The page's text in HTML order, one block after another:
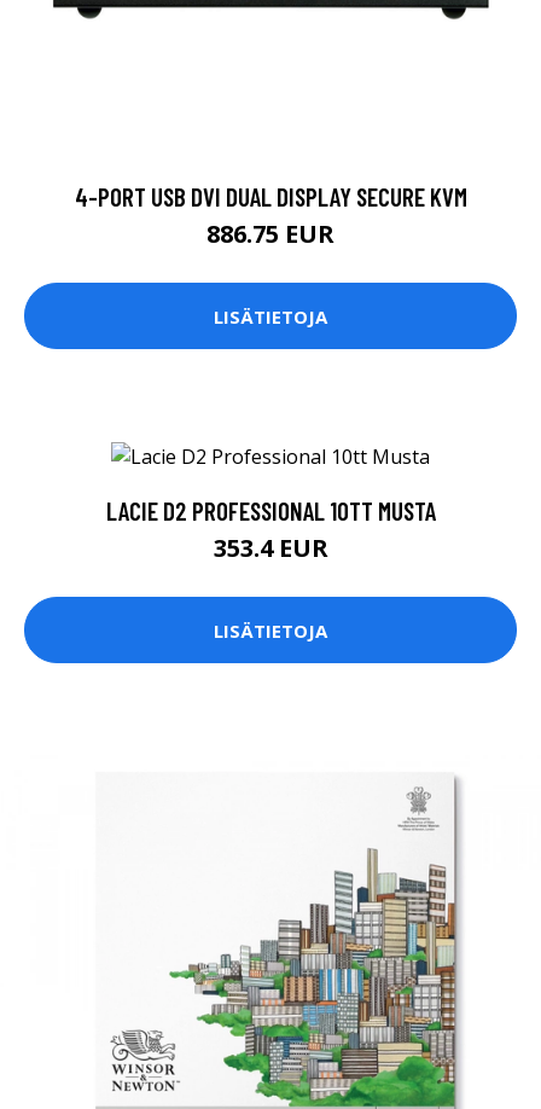
4-PORT USB DVI DUAL DISPLAY SECURE KVM
886.75 EUR
LISÄTIETOJA
LACIE D2 PROFESSIONAL 10TT MUSTA
353.4 EUR
LISÄTIETOJA